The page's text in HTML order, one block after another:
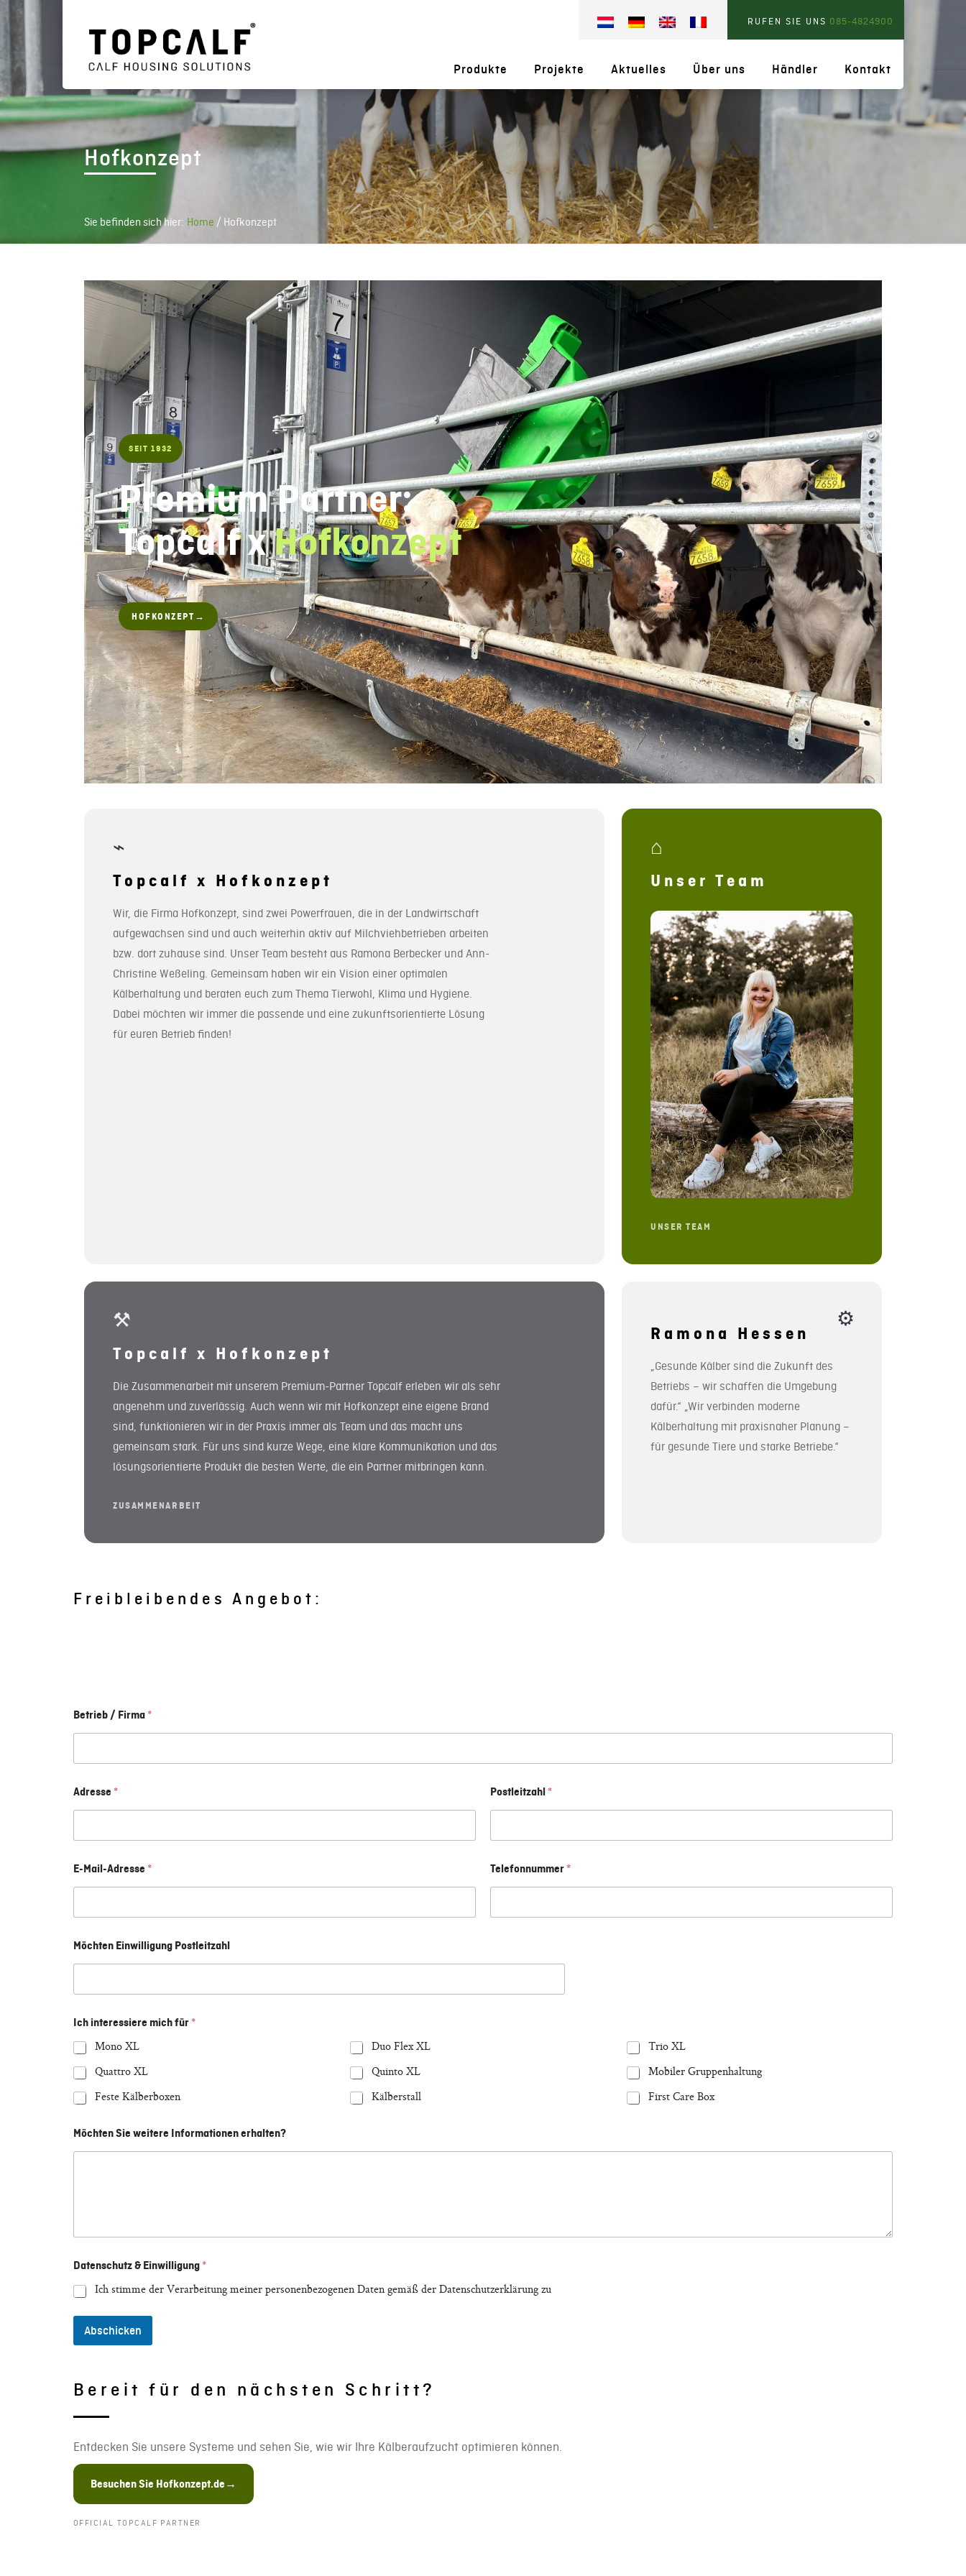
RUFEN SIE UNS 085-4824900
Produkte Projekte Aktuelles Über uns Händler Kontakt
Hofkonzept
Sie befinden sich hier: Home / Hofkonzept
SEIT 1932
Premium Partner:
Topcalf xHofkonzept
HOFKONZEPT →
⌁
Topcalf x Hofkonzept
Wir, die Firma Hofkonzept, sind zwei Powerfrauen, die in der Landwirtschaft
aufgewachsen sind und auch weiterhin aktiv auf Milchviehbetrieben arbeiten
bzw. dort zuhause sind. Unser Team besteht aus Ramona Berbecker und Ann-
Christine Weßeling. Gemeinsam haben wir ein Vision einer optimalen
Kälberhaltung und beraten euch zum Thema Tierwohl, Klima und Hygiene.
Dabei möchten wir immer die passende und eine zukunftsorientierte Lösung
für euren Betrieb finden!
⌂
Unser Team
UNSER TEAM
⚒
Topcalf x Hofkonzept
Die Zusammenarbeit mit unserem Premium-Partner Topcalf erleben wir als sehr
angenehm und zuverlässig. Auch wenn wir mit Hofkonzept eine eigene Brand
sind, funktionieren wir in der Praxis immer als Team und das macht uns
gemeinsam stark. Für uns sind kurze Wege, eine klare Kommunikation und das
lösungsorientierte Produkt die besten Werte, die ein Partner mitbringen kann.
ZUSAMMENARBEIT
⚙
Ramona Hessen
„Gesunde Kälber sind die Zukunft des
Betriebs – wir schaffen die Umgebung
dafür.“ „Wir verbinden moderne
Kälberhaltung mit praxisnaher Planung –
für gesunde Tiere und starke Betriebe.“
Freibleibendes Angebot:
Betrieb / Firma *
Adresse * Postleitzahl *
E-Mail-Adresse * Telefonnummer *
Möchten Einwilligung Postleitzahl
Ich interessiere mich für *
Mono XL Duo Flex XL
Trio XL
Quattro XL
Quinto XL
Mobiler Gruppenhaltung
Feste Kälberboxen
Kälberstall First Care Box
Möchten Sie weitere Informationen erhalten?
Datenschutz & Einwilligung *
Ich stimme der Verarbeitung meiner personenbezogenen Daten gemäß der Datenschutzerklärung zu
Abschicken
Bereit für den nächsten Schritt?
Entdecken Sie unsere Systeme und sehen Sie, wie wir Ihre Kälberaufzucht optimieren können.
Besuchen Sie Hofkonzept.de →
OFFICIAL TOPCALF PARTNER